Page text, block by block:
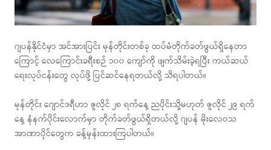
ဂျပန်နိုင်ငံမှာ အင်အားပြင်း မုန်တိုင်းတစ်ခု ထပ်မံတိုက်ခတ်ဖွယ်ရှိနေတာ
ကြောင့် လေကြောင်းခရီးစဉ် ၁၀၀ ကျော်ကို ဖျက်သိမ်းခဲ့ရပြီး ကယ်ဆယ်
ရေးလုပ်ငန်းတွေ လုပ်ဖို့ ပြင်ဆင်နေရတယ်လို့ သိရပါတယ်။
မုန်တိုင်း ဂျောင်ဒရီဟာ ဇူလိုင် ၂၈ ရက်နေ့ ညပိုင်းသို့မဟုတ် ဇူလိုင် ၂၉ ရက်
နေ့ နံနက်ပိုင်းလောက်မှာ တိုက်ခတ်ဖွယ်ရှိတယ်လို့ ဂျပန် မိုးလေဝသ
အာဏာပိုင်တွေက ခန့်မှန်းထားကြပါတယ်။